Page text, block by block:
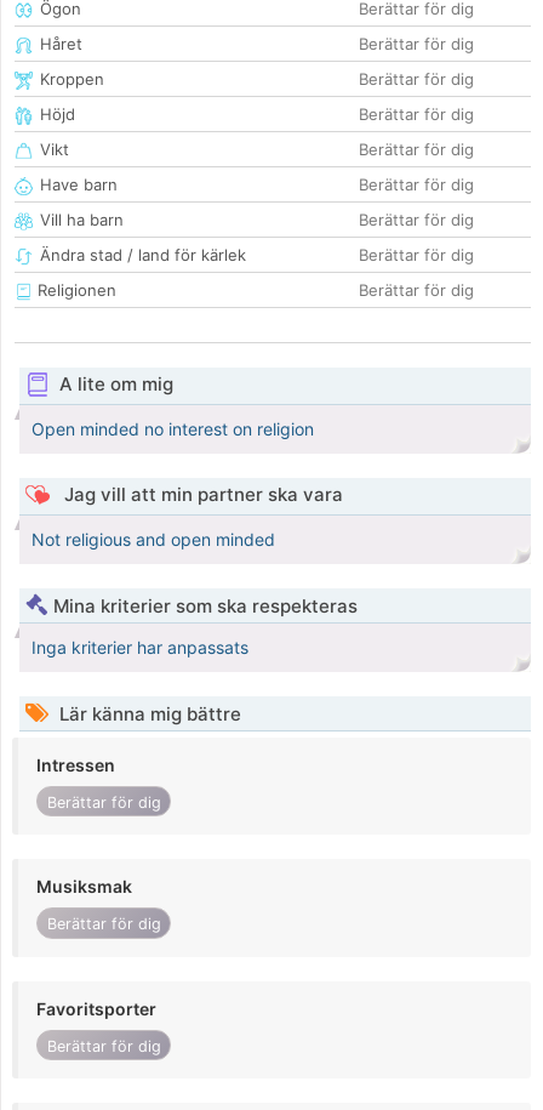
Ögon
Berättar för dig
Håret
Berättar för dig
Kroppen
Berättar för dig
Höjd
Berättar för dig
Vikt
Berättar för dig
Have barn
Berättar för dig
Vill ha barn
Berättar för dig
Ändra stad / land för kärlek
Berättar för dig
Religionen
Berättar för dig
A lite om mig
Open minded no interest on religion
Jag vill att min partner ska vara
Not religious and open minded
Mina kriterier som ska respekteras
Inga kriterier har anpassats
Lär känna mig bättre
Intressen
Berättar för dig
Musiksmak
Berättar för dig
Favoritsporter
Berättar för dig